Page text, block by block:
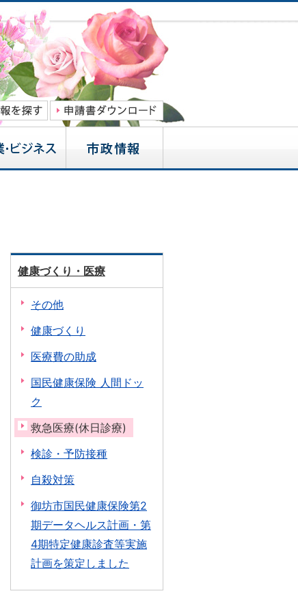
健康づくり・医療
その他
健康づくり
医療費の助成
国民健康保険 人間ドッ
ク
救急医療(休日診療)
検診・予防接種
自殺対策
御坊市国民健康保険第2
期データヘルス計画・第
4期特定健康診査等実施
計画を策定しました